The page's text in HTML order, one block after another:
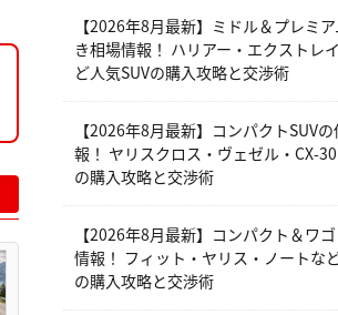
【2026年8月最新】ミドル＆プレミ
き相場情報！ ハリアー・エクストレ
ど人気SUVの購入攻略と交渉術
【2026年8月最新】コンパクトSUV
報！ ヤリスクロス・ヴェゼル・CX-
の購入攻略と交渉術
【2026年8月最新】コンパクト＆ワ
情報！ フィット・ヤリス・ノートな
の購入攻略と交渉術